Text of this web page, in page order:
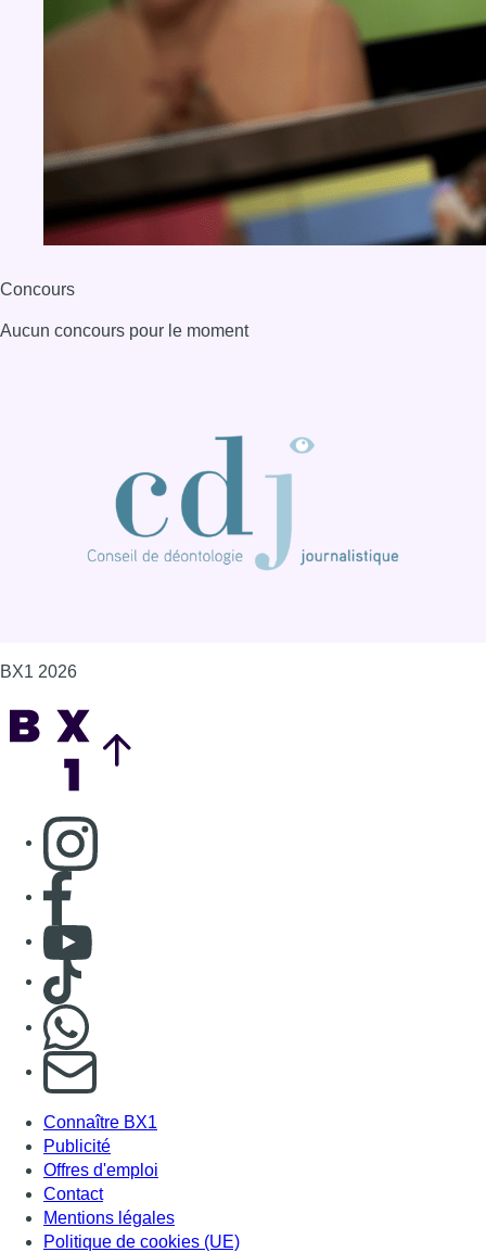
Concours
Aucun concours pour le moment
BX1 2026
Consulter page Instagram
Consulter page Facebook
Consulter Youtube
Consulter TikTok
S'abonner à notre newsletter
Connaître BX1
Publicité
Offres d'emploi
Contact
Mentions légales
Politique de cookies (UE)